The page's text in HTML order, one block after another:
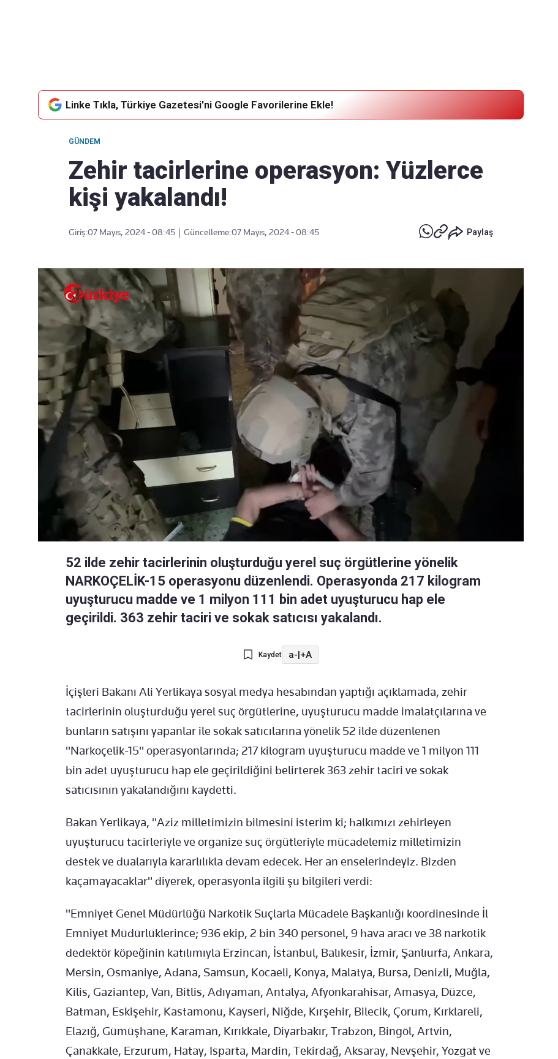
Linke Tıkla, Türkiye Gazetesi'ni Google Favorilerine Ekle!
GÜNDEM
Zehir tacirlerine operasyon: Yüzlerce
kişi yakalandı!
Giriş:07 Mayıs, 2024 - 08:45 Güncelleme:07 Mayıs, 2024 - 08:45 Paylaş
52 ilde zehir tacirlerinin oluşturduğu yerel suç örgütlerine yönelik
NARKOÇELİK-15 operasyonu düzenlendi. Operasyonda 217 kilogram
uyuşturucu madde ve 1 milyon 111 bin adet uyuşturucu hap ele
geçirildi. 363 zehir taciri ve sokak satıcısı yakalandı.
Kaydet a-|+A
İçişleri Bakanı Ali Yerlikaya sosyal medya hesabından yaptığı açıklamada, zehir
tacirlerinin oluşturduğu yerel suç örgütlerine, uyuşturucu madde imalatçılarına ve
bunların satışını yapanlar ile sokak satıcılarına yönelik 52 ilde düzenlenen
"Narkoçelik-15" operasyonlarında; 217 kilogram uyuşturucu madde ve 1 milyon 111
bin adet uyuşturucu hap ele geçirildiğini belirterek 363 zehir taciri ve sokak
satıcısının yakalandığını kaydetti.
Bakan Yerlikaya, "Aziz milletimizin bilmesini isterim ki; halkımızı zehirleyen
uyuşturucu tacirleriyle ve organize suç örgütleriyle mücadelemiz milletimizin
destek ve dualarıyla kararlılıkla devam edecek. Her an enselerindeyiz. Bizden
kaçamayacaklar" diyerek, operasyonla ilgili şu bilgileri verdi:
"Emniyet Genel Müdürlüğü Narkotik Suçlarla Mücadele Başkanlığı koordinesinde İl
Emniyet Müdürlüklerince; 936 ekip, 2 bin 340 personel, 9 hava aracı ve 38 narkotik
dedektör köpeğinin katılımıyla Erzincan, İstanbul, Balıkesir, İzmir, Şanlıurfa, Ankara,
Mersin, Osmaniye, Adana, Samsun, Kocaeli, Konya, Malatya, Bursa, Denizli, Muğla,
Kilis, Gaziantep, Van, Bitlis, Adıyaman, Antalya, Afyonkarahisar, Amasya, Düzce,
Batman, Eskişehir, Kastamonu, Kayseri, Niğde, Kırşehir, Bilecik, Çorum, Kırklareli,
Elazığ, Gümüşhane, Karaman, Kırıkkale, Diyarbakır, Trabzon, Bingöl, Artvin,
Çanakkale, Erzurum, Hatay, Isparta, Mardin, Tekirdağ, Aksaray, Nevşehir, Yozgat ve